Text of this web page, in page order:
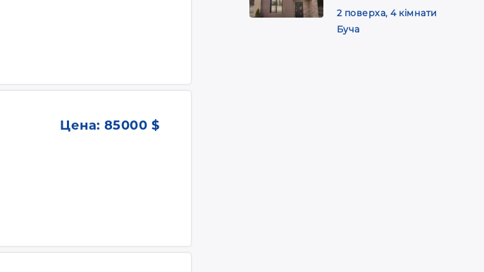
2 поверха, 4 кімнати
Буча
Цена: 85000 $